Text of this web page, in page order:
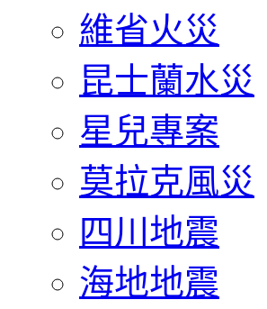
維省火災
昆士蘭水災
星兒專案
莫拉克風災
四川地震
海地地震